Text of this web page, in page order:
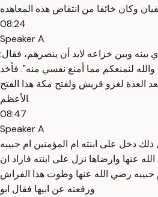
وكان خائفا من انتقاض هذه المعاهده
08:24
Speaker A
وبين خزاعه لابد أن ينصرهم، فقال:
لنمنعكم مما أمنع نفسي منه". فأخذ
العدة لغزو قريش ولفتح مكة هذا الفتح
الأعظم.
08:47
Speaker A
دخل على ابنته ام المؤمنين ام حبيبه
عنها وارضاها نزل على ابنته فاراد ان
رضي الله عنها وطوت هذا الفراش
ورفعته عن ابيها فقال ابو